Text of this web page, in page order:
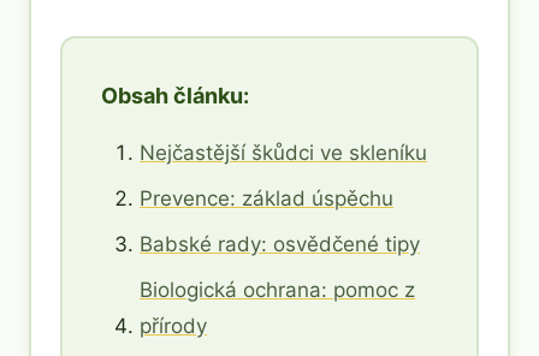
Obsah článku:
Nejčastější škůdci ve skleníku
Prevence: základ úspěchu
Babské rady: osvědčené tipy
Biologická ochrana: pomoc z
přírody